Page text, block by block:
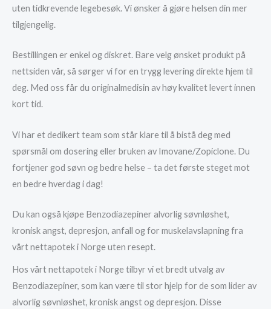
uten tidkrevende legebesøk. Vi ønsker å gjøre helsen din mer
tilgjengelig.
Bestillingen er enkel og diskret. Bare velg ønsket produkt på
nettsiden vår, så sørger vi for en trygg levering direkte hjem til
deg. Med oss får du originalmedisin av høy kvalitet levert innen
kort tid.
Vi har et dedikert team som står klare til å bistå deg med
spørsmål om dosering eller bruken av Imovane/Zopiclone. Du
fortjener god søvn og bedre helse – ta det første steget mot
en bedre hverdag i dag!
Du kan også kjøpe Benzodiazepiner alvorlig søvnløshet,
kronisk angst, depresjon, anfall og for muskelavslapning fra
vårt nettapotek i Norge uten resept.
Hos vårt nettapotek i Norge tilbyr vi et bredt utvalg av
Benzodiazepiner, som kan være til stor hjelp for de som lider av
alvorlig søvnløshet, kronisk angst og depresjon. Disse